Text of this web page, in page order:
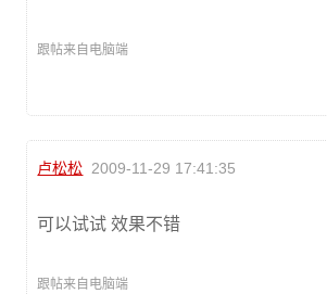
跟帖来自电脑端
卢松松 2009-11-29 17:41:35
可以试试 效果不错
跟帖来自电脑端